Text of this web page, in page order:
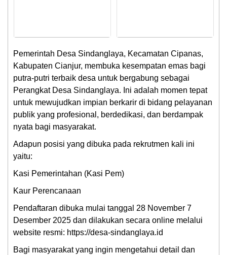
Pemerintah Desa Sindanglaya, Kecamatan Cipanas,
Kabupaten Cianjur, membuka kesempatan emas bagi
putra-putri terbaik desa untuk bergabung sebagai
Perangkat Desa Sindanglaya. Ini adalah momen tepat
untuk mewujudkan impian berkarir di bidang pelayanan
publik yang profesional, berdedikasi, dan berdampak
nyata bagi masyarakat.
Adapun posisi yang dibuka pada rekrutmen kali ini
yaitu:
Kasi Pemerintahan (Kasi Pem)
Kaur Perencanaan
Pendaftaran dibuka mulai tanggal 28 November 7
Desember 2025 dan dilakukan secara online melalui
website resmi: https://desa-sindanglaya.id
Bagi masyarakat yang ingin mengetahui detail dan